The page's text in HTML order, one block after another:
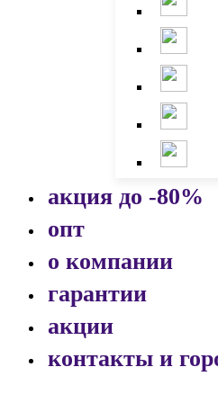
акция до -80%
опт
о компании
гарантии
акции
контакты и